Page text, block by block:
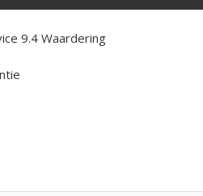
9.4 Waardering